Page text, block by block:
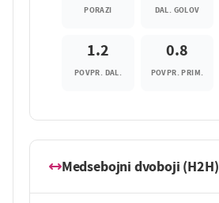
PORAZI DAL. GOLOV
1.2
POVPR. DAL.
0.8
POVPR. PRIM.
Medsebojni dvoboji (H2H)